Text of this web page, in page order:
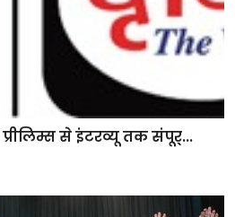
प्रीलिम्स से इंटरव्यू तक संपूर्...